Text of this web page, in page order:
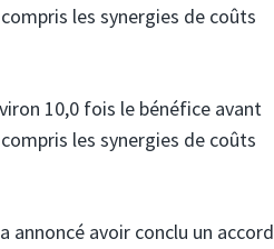
les synergies de coûts
10,0 fois le bénéfice avant
les synergies de coûts
avoir conclu un accord